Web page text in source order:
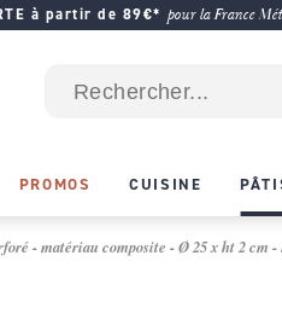
à partir de 89€* pour la France
PROMOS CUISINE
- matériau composite - Ø 25 x ht 2 cm